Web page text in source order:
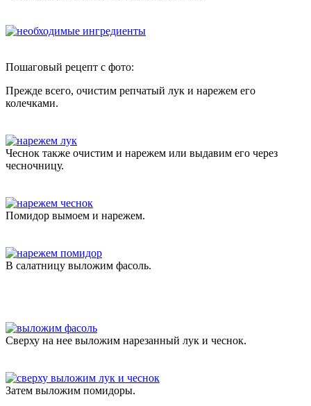
Пошаговый рецепт с фото:
Прежде всего, очистим репчатый лук и нарежем его
колечками.
Чеснок также очистим и нарежем или выдавим его через
чесночницу.
Помидор вымоем и нарежем.
В салатницу выложим фасоль.
Сверху на нее выложим нарезанный лук и чеснок.
Затем выложим помидоры.